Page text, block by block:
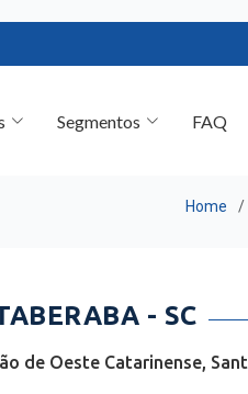
- SC
de Oeste Catarinense,